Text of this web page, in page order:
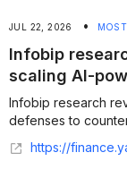
JUL 22, 2026 •
Infobip
scaling AI-
Infobip research
defenses to
https://finance.yahoo.com/technology/ai/articles/infobip-